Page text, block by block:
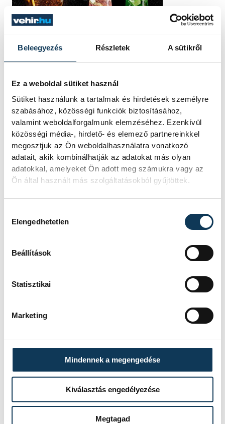
Beleegyezés Részletek A sütikről
Ez a weboldal sütiket használ
Sütiket használunk a tartalmak és hirdetések személyre
szabásához, közösségi funkciók biztosításához,
valamint weboldalforgalmunk elemzéséhez. Ezenkívül
közösségi média-, hirdető- és elemező partnereinkkel
megosztjuk az Ön weboldalhasználatra vonatkozó
adatait, akik kombinálhatják az adatokat más olyan
adatokkal, amelyeket Ön adott meg számukra vagy az
Ön által használt más szolgáltatásokból gyűjtöttek.
Elengedhetetlen
Beállítások
Statisztikai
Marketing
Mindennek a megengedése
Kiválasztás engedélyezése
Megtagad
TOVÁBBI CIKKEK
IDŐJÁRÁS
Nyár, forróság nélkül
IDŐJÁRÁS
Icipici felfrissülés
Ilyen ősz és tél várhat
Magyarországra: ezt
mutatják a legfrissebb
szezonális előrejelzések